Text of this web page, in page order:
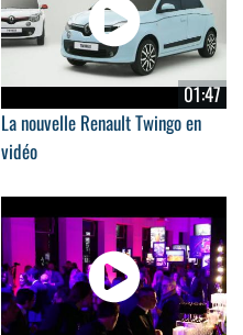
01:47
La nouvelle Renault Twingo en
vidéo